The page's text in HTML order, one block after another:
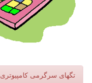
تگهای سرگرمی كامپیوتری